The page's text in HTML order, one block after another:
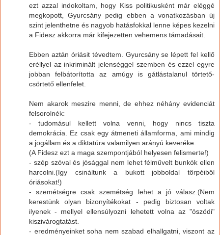
ezt azzal indokoltam, hogy Kiss politikusként már eléggé
megkopott, Gyurcsány pedig ebben a vonatkozásban új
szint jelenthetne és nagyob hatásfokkal lenne képes kezelni
a Fidesz akkorra már kifejezetten vehemens támadásait.
Ebben aztán óriásit tévedtem. Gyurcsány se lépett fel kellő
eréllyel az inkriminált jelenséggel szemben és ezzel egyre
jobban felbátorította az amúgy is gátlástalanul törtető-
csörtető ellenfelet.
Nem akarok meszire menni, de ehhez néhány evidenciát
felsorolnék:
- tudomásul kellett volna venni, hogy nincs tiszta
demokrácia. Ez csak egy átmeneti államforma, ami mindig
a jogállam és a diktatúra valamilyen arányú keveréke.
(A Fidesz ezt a maga szempontjából helyesen felismerte!)
- szép szóval és jósággal nem lehet félművelt bunkók ellen
harcolni.(Igy csináltunk a bukott jobboldal törpéiből
óriásokat!)
- szemétségre csak szemétség lehet a jó válasz.(Nem
kerestünk olyan bizonyítékokat - pedig biztosan voltak
ilyenek - mellyel ellensúlyozni lehetett volna az "öszödi"
kiszivárogtatást.
- eredményeinket soha nem szabad elhallgatni, viszont az